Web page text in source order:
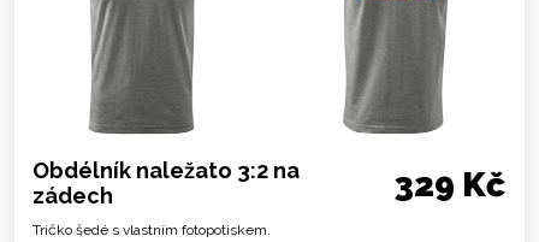
Obdélník naležato 3:2 na
zádech
329 Kč
Tričko šedé s vlastním fotopotiskem.